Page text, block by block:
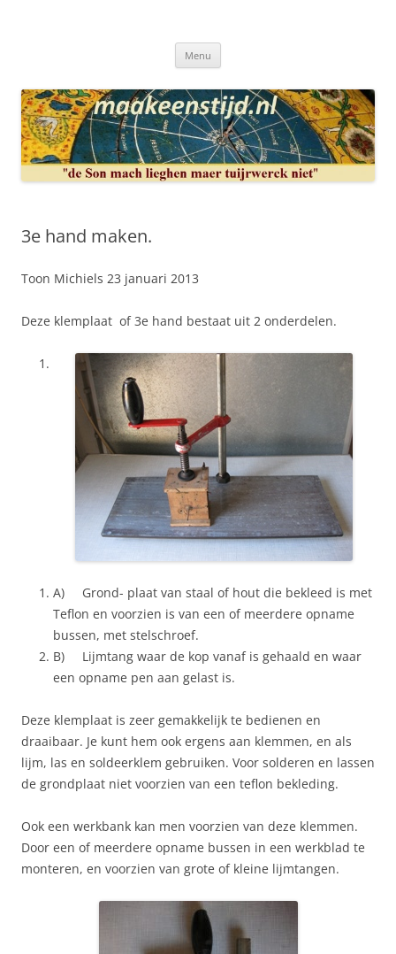
uurwerkmaker, te bewerkstellen.
Menu
3e hand maken.
Toon Michiels 23 januari 2013
Deze klemplaat of 3e hand bestaat uit 2 onderdelen.
A) Grond- plaat van staal of hout die bekleed is met
Teflon en voorzien is van een of meerdere opname
bussen, met stelschroef.
B) Lijmtang waar de kop vanaf is gehaald en waar
een opname pen aan gelast is.
Deze klemplaat is zeer gemakkelijk te bedienen en
draaibaar. Je kunt hem ook ergens aan klemmen, en als
lijm, las en soldeerklem gebruiken. Voor solderen en lassen
de grondplaat niet voorzien van een teflon bekleding.
Ook een werkbank kan men voorzien van deze klemmen.
Door een of meerdere opname bussen in een werkblad te
monteren, en voorzien van grote of kleine lijmtangen.